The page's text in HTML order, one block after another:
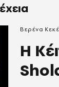
Η
Βερένα